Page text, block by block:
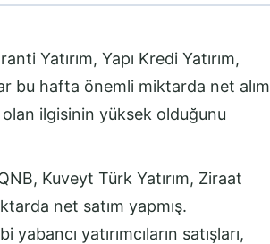
Yatırım, Yapı Kredi Yatırım,
bu hafta önemli miktarda net alım
olan ilgisinin yüksek olduğunu
Kuveyt Türk Yatırım, Ziraat
net satım yapmış.
yabancı yatırımcıların satışları,